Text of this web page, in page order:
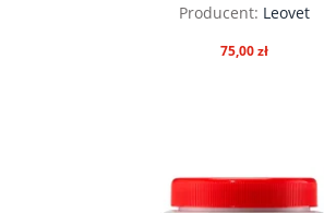
Producent: Leovet
75,00 zł
do koszyka